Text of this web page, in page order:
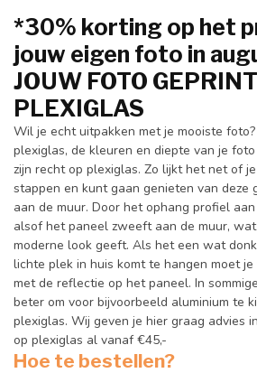
*30% korting op het
jouw eigen foto in
JOUW FOTO
PLEXIGLAS
Wil je echt uitpakken met je mooiste
plexiglas, de kleuren en diepte van je
zijn recht op plexiglas. Zo lijkt het net of
stappen en kunt gaan genieten van deze
aan de muur. Door het ophang profiel
alsof het paneel zweeft aan de muur,
moderne look geeft. Als het een wat
lichte plek in huis komt te hangen moet
met de reflectie op het paneel. In
beter om voor bijvoorbeeld aluminium te
plexiglas. Wij geven je hier graag advies
op plexiglas al vanaf €45,-
Hoe te bestellen?